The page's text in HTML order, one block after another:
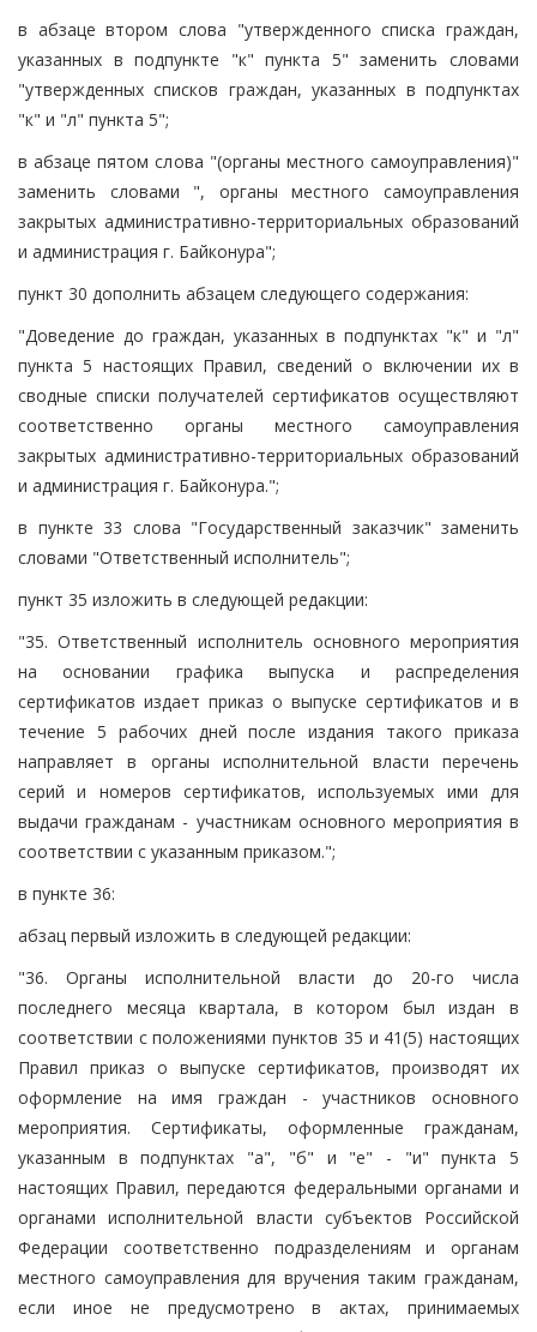
в абзаце втором слова "утвержденного списка граждан,
указанных в подпункте "к" пункта 5" заменить словами
"утвержденных списков граждан, указанных в подпунктах
"к" и "л" пункта 5";
в абзаце пятом слова "(органы местного самоуправления)"
заменить словами ", органы местного самоуправления
закрытых административно-территориальных образований
и администрация г. Байконура";
пункт 30 дополнить абзацем следующего содержания:
"Доведение до граждан, указанных в подпунктах "к" и "л"
пункта 5 настоящих Правил, сведений о включении их в
сводные списки получателей сертификатов осуществляют
соответственно органы местного самоуправления
закрытых административно-территориальных образований
и администрация г. Байконура.";
в пункте 33 слова "Государственный заказчик" заменить
словами "Ответственный исполнитель";
пункт 35 изложить в следующей редакции:
"35. Ответственный исполнитель основного мероприятия
на основании графика выпуска и распределения
сертификатов издает приказ о выпуске сертификатов и в
течение 5 рабочих дней после издания такого приказа
направляет в органы исполнительной власти перечень
серий и номеров сертификатов, используемых ими для
выдачи гражданам - участникам основного мероприятия в
соответствии с указанным приказом.";
в пункте 36:
абзац первый изложить в следующей редакции:
"36. Органы исполнительной власти до 20-го числа
последнего месяца квартала, в котором был издан в
соответствии с положениями пунктов 35 и 41(5) настоящих
Правил приказ о выпуске сертификатов, производят их
оформление на имя граждан - участников основного
мероприятия. Сертификаты, оформленные гражданам,
указанным в подпунктах "а", "б" и "е" - "и" пункта 5
настоящих Правил, передаются федеральными органами и
органами исполнительной власти субъектов Российской
Федерации соответственно подразделениям и органам
местного самоуправления для вручения таким гражданам,
если иное не предусмотрено в актах, принимаемых